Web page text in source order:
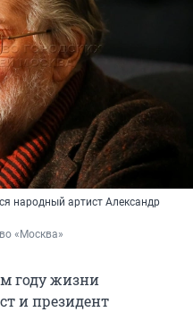
народный артист Александр
«Москва»
году жизни
и президент